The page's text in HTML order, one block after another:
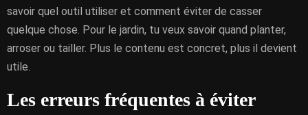
savoir quel outil utiliser et comment éviter de casser
quelque chose. Pour le jardin, tu veux savoir quand planter,
arroser ou tailler. Plus le contenu est concret, plus il devient
utile.
Les erreurs fréquentes à éviter